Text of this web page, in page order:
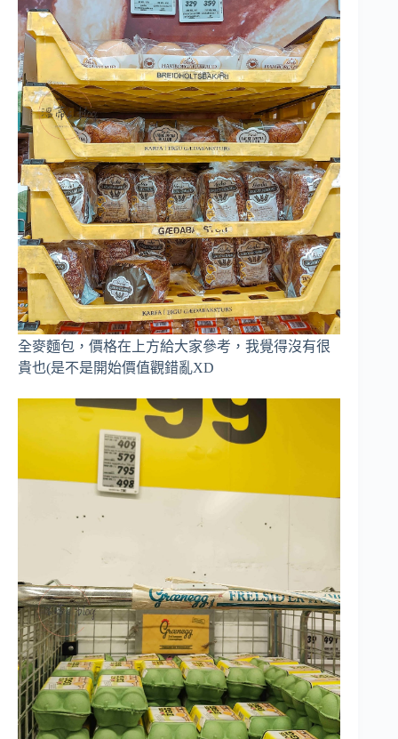
全麥麵包，價格在上方給大家參考，我覺得沒有很
貴也(是不是開始價值觀錯亂XD